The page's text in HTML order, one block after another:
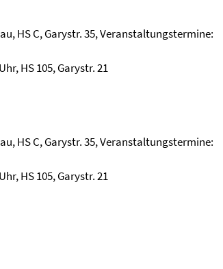
HS C, Garystr. 35, Veranstaltungstermine:
HS 105, Garystr. 21
HS C, Garystr. 35, Veranstaltungstermine:
HS 105, Garystr. 21